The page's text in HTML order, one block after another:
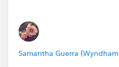
Samantha Guerra